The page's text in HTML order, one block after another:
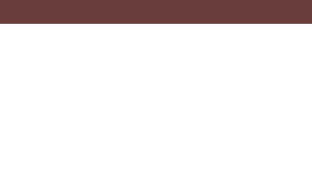
Bô xả động cơ lai